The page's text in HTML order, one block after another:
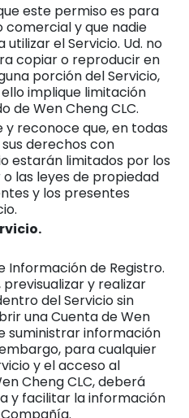
este permiso es para
comercial y que nadie
utilizar el Servicio. Ud. no
copiar o reproducir en
porción del Servicio,
implique limitación
de Wen Cheng CLC.
y reconoce que, en todas
derechos con
estarán limitados por los
las leyes de propiedad
y los presentes
Información de Registro.
previsualizar y realizar
del Servicio sin
una Cuenta de Wen
suministrar información
para cualquier
y el acceso al
Cheng CLC, deberá
y facilitar la información